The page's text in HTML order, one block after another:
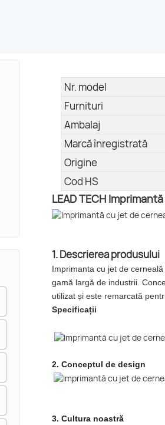
Nr. model
Furnituri
Ambalaj
Marcă înregistrată
Origine
Cod HS
LEAD TECH
1. Descrierea produsului
Imprimanta cu jet de
gamă largă de industrii.
utilizat și este remarcată
Specificații
2.Conceptul de design
3.Cultura noastră